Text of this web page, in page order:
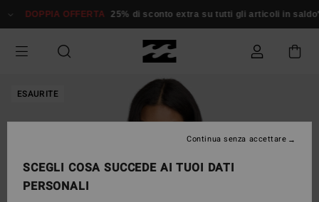
alle
prodotto
DOPPIA OFFERTA 25% di sconto extra su tutti gli articoli in
ESAURITE
SCEGLI COSA SUCCEDE AI TUOI DATI
PERSONALI
Continua senza accettare